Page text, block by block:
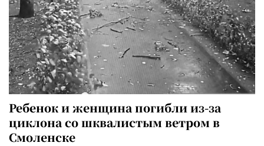
Ребенок и женщина погибли из-за
циклона со шквалистым ветром в
Смоленске